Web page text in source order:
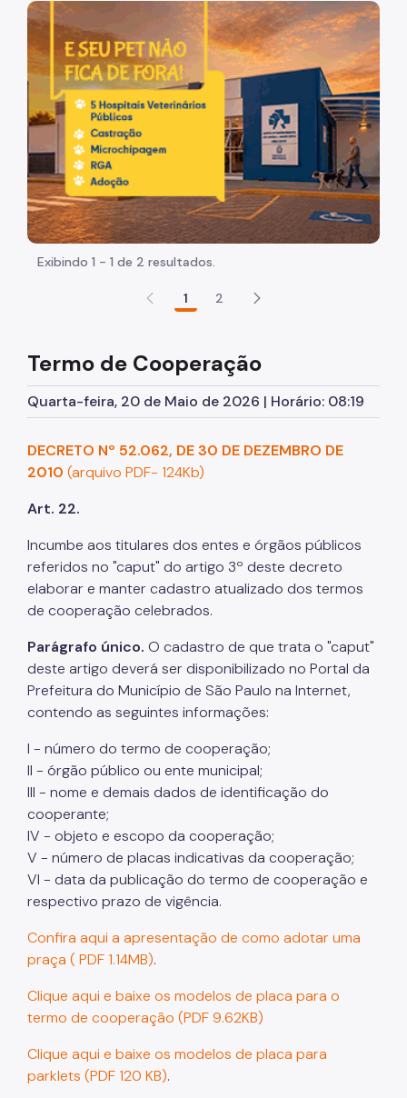
Acesso à Informação
Participação Social
Quadro de serviços
Acesso à Proteção de Dados Pessoais
Organização
Agenda do Subprefeito
Histórico
Dados
Plano Regional
Equipamentos Públicos
Termo de Cooperação
Zeladoria Urbana
Espaço Imprensa
Vai de Roteiro
Imagem de um cachorro caramelo e uma gata rajada,
Exibindo 1 - 1 de 2 resultados.
1 2
Termo de Cooperação
Quarta-feira, 20 de Maio de 2026 | Horário: 08:19
DECRETO Nº 52.062, DE 30 DE DEZEMBRO DE
2010 (arquivo PDF- 124Kb)
Art. 22.
Incumbe aos titulares dos entes e órgãos públicos
referidos no "caput" do artigo 3º deste decreto
elaborar e manter cadastro atualizado dos termos
de cooperação celebrados.
Parágrafo único. O cadastro de que trata o "caput"
deste artigo deverá ser disponibilizado no Portal da
Prefeitura do Município de São Paulo na Internet,
contendo as seguintes informações:
I - número do termo de cooperação;
II - órgão público ou ente municipal;
III - nome e demais dados de identificação do
cooperante;
IV - objeto e escopo da cooperação;
V - número de placas indicativas da cooperação;
VI - data da publicação do termo de cooperação e
respectivo prazo de vigência.
Confira aqui a apresentação de como adotar uma
praça ( PDF 1.14MB).
Clique aqui e baixe os modelos de placa para o
termo de cooperação (PDF 9.62KB)
Clique aqui e baixe os modelos de placa para
parklets (PDF 120 KB).